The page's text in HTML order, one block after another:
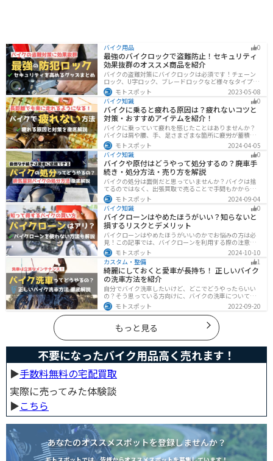
バイク用品 0
最強のバイクロックで盗難防止！セキュリティ
効果抜群のオススメ商品を紹介
バイクの盗難対策にバイクロックは必須です！チェーン
ロック、U字ロック、ブレードロックなど様々なタイプが
あるので自分の用途に合った使いやすいものを選びまし
ょう。この記事ではバイクロックの種類と特徴、それぞ
れ最強の商品を紹介します。
モトスポット
2023-05-08
バイク知識
0
バイクに乗ると疲れる原因は？疲れないコツと
対策・おすすめアイテムを紹介！
バイクに乗っていて疲れを感じたことはありませんか？
バイクは肩や腰、手、足さまざまな箇所に疲労が蓄積し
やすい乗り物です。できるなら楽に乗りたいですよね。
原因を知り対策を重ねておけば今よりもっと快適に走行
することができます。
モトスポット
2024-04-05
バイク知識
0
バイクや原付はどうやって処分するの？廃車手
続き・処分方法・売り方を解説
バイクの処分は面倒だと思っていませんか？バイクは捨
てるのではなく、出張買取で売ることで手間もかからず
お金にできます。売る以外の選択肢も含めて処分方法を
まとめていますので、バイクを処分しようとしている人
は参考にしてください。
モトスポット
2024-09-04
バイク知識
0
バイクローンはやめたほうがいい？知らないと
損するリスクとデメリット
バイクローンはやめたほうがいいのかでお悩みの方は必
見！この記事では、バイクローンを利用する際の注意点
や失敗しない選び方を解説しています。実は、バイクロ
ーンの選び方にはコツがあります。この記事を読めば、
自分に合った賢い選択をすることが可能です。
モトスポット
2024-10-10
カスタム・整備
1
綺麗にしておくと愛車が長持ち！ 正しいバイク
の洗車方法を紹介
自分でバイク洗車したいけど、どこでどうやったらいい
の？そう思っている方向けに、バイクの洗車について徹
底的にまとめました。バイク洗車ができる場所から洗車
手順まで全て解説します。正しい洗車方法は身につける
ことでバイクのメンテナンスにもなります。
モトスポット 2022-09-20
もっと見る
不要になったバイク用品高く売れます！
▶︎手数料無料の宅配買取
実際に売ってみた体験談
▶︎こちら
あなたのオススメスポットを登録しませんか？